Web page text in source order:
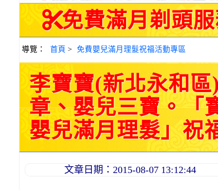
免費滿月剃頭服
導覽： 首頁 > 免費嬰兒滿月理髮祝福活動專區
李寶寶(新北永和
章、嬰兒三寶。「
嬰兒滿月理髮」祝
文章日期：2015-08-07 13:12:44